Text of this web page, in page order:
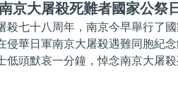
京大屠殺死難者國家公祭日
殺七十八周年，南京今早舉行了
侵華日軍南京大屠殺遇難同胞紀
低頭默哀一分鐘，悼念南京大屠